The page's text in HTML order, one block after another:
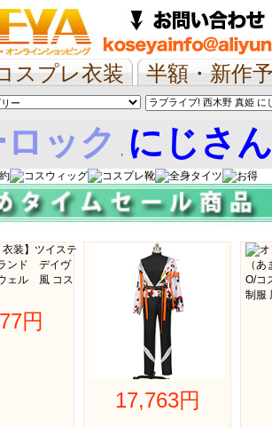
スプレ衣装
半額・新作
/シーツ
ツイステ ウマ
ック , にじさ
円
17,763円